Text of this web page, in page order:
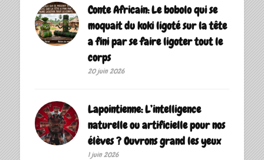
Conte Africain: Le bobolo qui se
moquait du koki ligoté sur la tête
a fini par se faire ligoter tout le
corps
20 juin 2026
Lapointienne: L’intelligence
naturelle ou artificielle pour nos
élèves ? Ouvrons grand les yeux
1 juin 2026